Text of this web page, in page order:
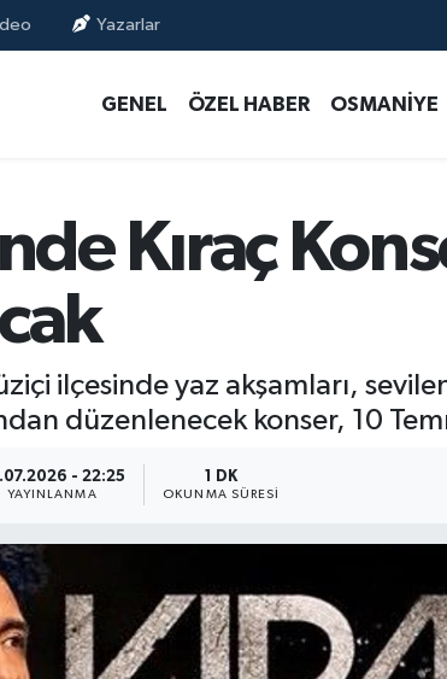
Yazarlar
GENEL ÖZEL HABER OSMANİYE
Kıraç
ilçesinde yaz akşamları,
düzenlenecek konser, 10
- 22:25
YAYINLANMA
1 DK
OKUNMA SÜRESI